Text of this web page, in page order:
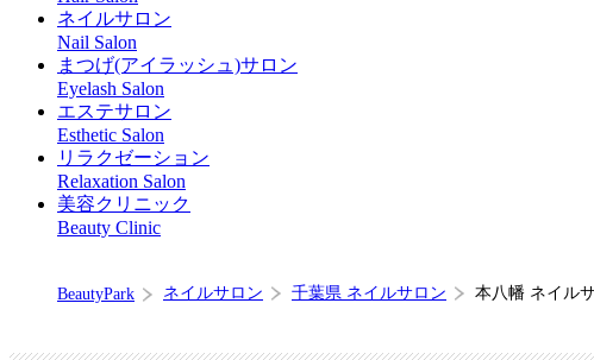
ネイルサロン
Nail Salon
まつげ(アイラッシュ)サロン
Eyelash Salon
エステサロン
Esthetic Salon
リラクゼーション
Relaxation Salon
美容クリニック
Beauty Clinic
BeautyPark ネイルサロン 千葉県 ネイルサロン 本八幡 ネイル